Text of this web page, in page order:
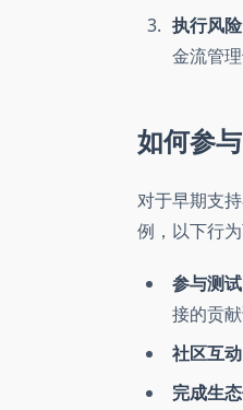
执行风险
金流管理
如何参
对于早期支
例，以下行
参与测试
接的贡献
社区互动
完成生